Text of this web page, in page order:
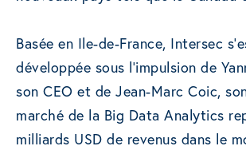
Basée en Ile-de-France, Intersec
développée sous l’impulsion de
son CEO et de Jean-Marc Coic,
marché de la Big Data Analytics
milliards USD de revenus dans le